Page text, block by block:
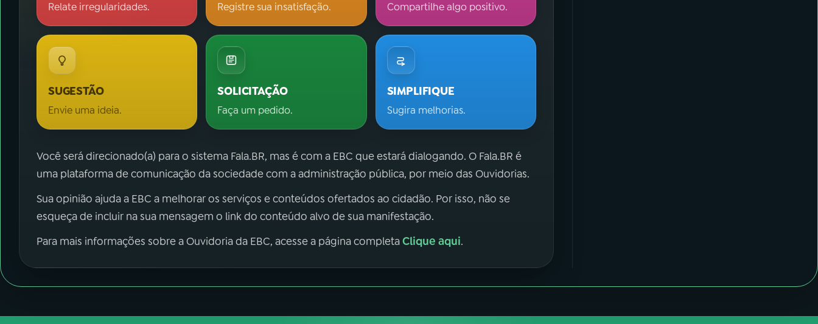
Relate irregularidades. Registre sua insatisfação. Compartilhe algo positivo.
SUGESTÃO
Envie uma ideia.
SOLICITAÇÃO
Faça um pedido.
SIMPLIFIQUE
Sugira melhorias.
Você será direcionado(a) para o sistema Fala.BR, mas é com a EBC que estará dialogando. O Fala.BR é
uma plataforma de comunicação da sociedade com a administração pública, por meio das Ouvidorias.
Sua opinião ajuda a EBC a melhorar os serviços e conteúdos ofertados ao cidadão. Por isso, não se
esqueça de incluir na sua mensagem o link do conteúdo alvo de sua manifestação.
Para mais informações sobre a Ouvidoria da EBC, acesse a página completaClique aqui.